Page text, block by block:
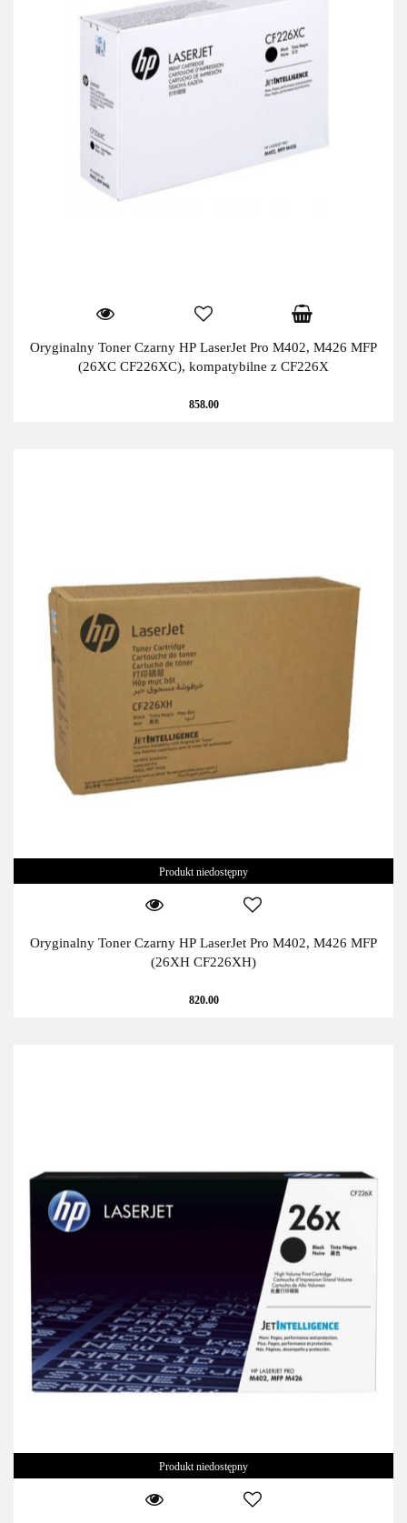
Oryginalny Toner Czarny HP LaserJet Pro M402, M426 MFP
(26XC CF226XC), kompatybilne z CF226X
858.00
Produkt niedostępny
Oryginalny Toner Czarny HP LaserJet Pro M402, M426 MFP
(26XH CF226XH)
820.00
Produkt niedostępny